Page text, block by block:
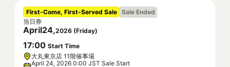
First-Come, First-Served Sale Sale Ended
当日券
April24,2026 (Friday)
17:00 Start Time
大丸東京店 11階催事場
April 24, 2026 0:00 JST Sale Start